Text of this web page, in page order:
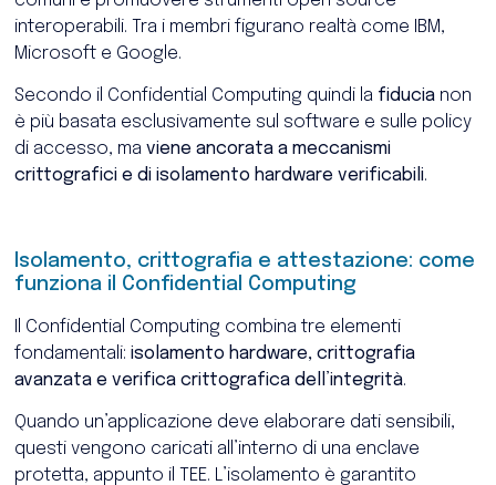
interoperabili. Tra i membri figurano realtà come IBM,
Microsoft e Google.
Secondo il Confidential Computing quindi l a fiducia non
è più basata esclusivamente sul software e sulle policy
di accesso, maviene ancorata a meccanismi
crittografici e di isolamento hardware verificabili.
Isolamento, crittografia e attestazione: come
funziona il Confidential Computing
Il Confidential Computing combina tre elementi
fondamentali:isolamento hardware, crittografia
avanzata e verifica crittografica dell’integrità.
Quando un’applicazione deve elaborare dati sensibili,
questi vengono caricati all’interno di una enclave
protetta, appunto il TEE. L’isolamento è garantito